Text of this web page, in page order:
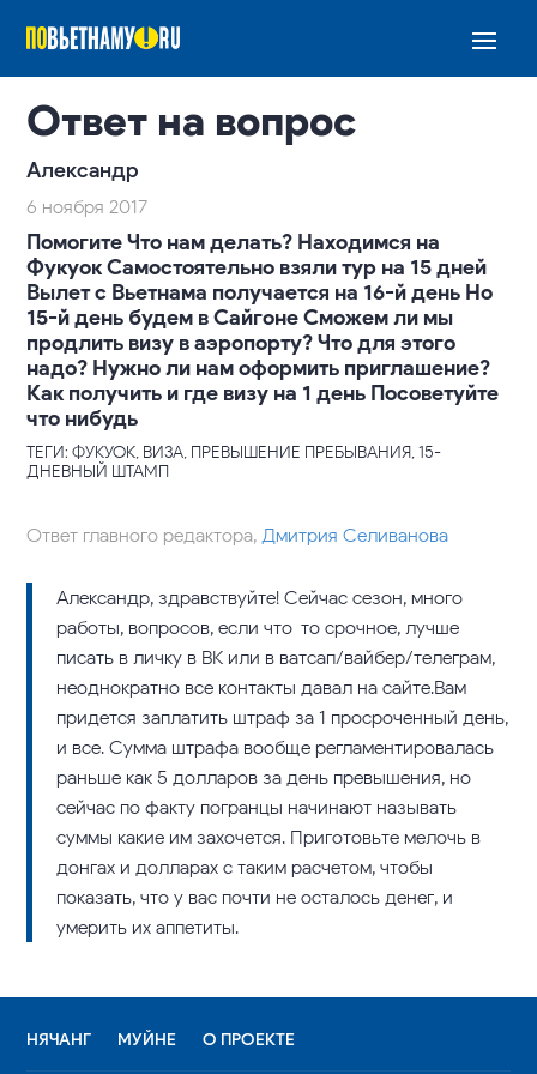
Ответ на вопрос
Александр
6 ноября 2017
Помогите Что нам делать? Находимся на
Фукуок Самостоятельно взяли тур на 15 дней
Вылет с Вьетнама получается на 16-й день Но
15-й день будем в Сайгоне Сможем ли мы
продлить визу в аэропорту? Что для этого
надо? Нужно ли нам оформить приглашение?
Как получить и где визу на 1 день Посоветуйте
что нибудь
ТЕГИ: ФУКУОК, ВИЗА, ПРЕВЫШЕНИЕ ПРЕБЫВАНИЯ, 15-
ДНЕВНЫЙ ШТАМП
Ответ главного редактора,Дмитрия Селиванова
Александр, здравствуйте! Сейчас сезон, много
работы, вопросов, если что-то срочное, лучше
писать в личку в ВК или в ватсап/вайбер/телеграм,
неоднократно все контакты давал на сайте.Вам
придется заплатить штраф за 1 просроченный день,
и все. Сумма штрафа вообще регламентировалась
раньше как 5 долларов за день превышения, но
сейчас по факту погранцы начинают называть
суммы какие им захочется. Приготовьте мелочь в
донгах и долларах с таким расчетом, чтобы
показать, что у вас почти не осталось денег, и
умерить их аппетиты.
НЯЧАНГ МУЙНЕ О ПРОЕКТЕ